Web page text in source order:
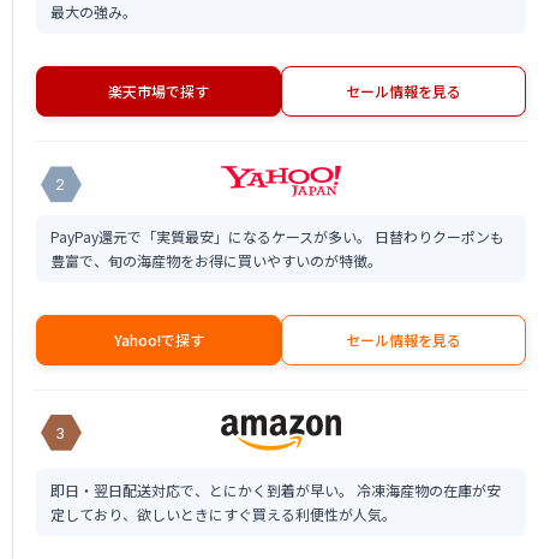
最大の強み。
楽天市場で探す セール情報を見る
2
PayPay還元で「実質最安」になるケースが多い。 日替わりクーポンも
豊富で、旬の海産物をお得に買いやすいのが特徴。
Yahoo!で探す セール情報を見る
3
即日・翌日配送対応で、とにかく到着が早い。 冷凍海産物の在庫が安
定しており、欲しいときにすぐ買える利便性が人気。